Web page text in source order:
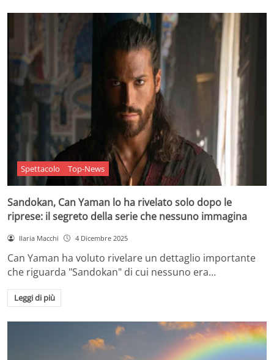
Spettacolo Top-News
Sandokan, Can Yaman lo ha rivelato solo dopo le
riprese: il segreto della serie che nessuno immagina
Ilaria Macchi 4 Dicembre 2025
Can Yaman ha voluto rivelare un dettaglio importante
che riguarda "Sandokan" di cui nessuno era…
Leggi di più